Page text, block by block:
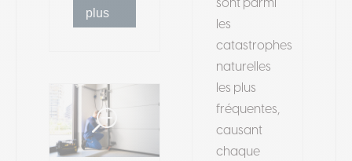
plus
sont parmi
les
catastrophes
naturelles
les plus
fréquentes,
causant
chaque